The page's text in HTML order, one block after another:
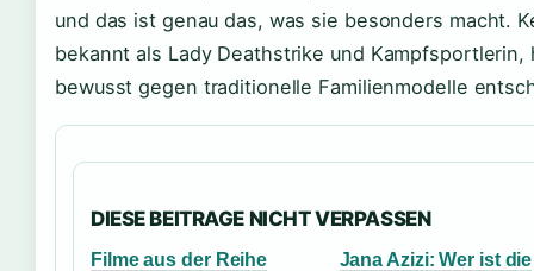
und das ist genau das, was sie besonders macht.
bekannt als Lady Deathstrike und Kampfsportlerin,
bewusst gegen traditionelle Familienmodelle
DIESE BEITRAGE NICHT VERPASSEN
Filme aus der Reihe
Jana Azizi: Wer ist die